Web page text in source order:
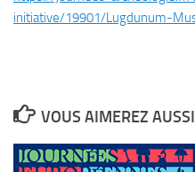
initiative/19901/Lugdunum-
VOUS AIMEREZ